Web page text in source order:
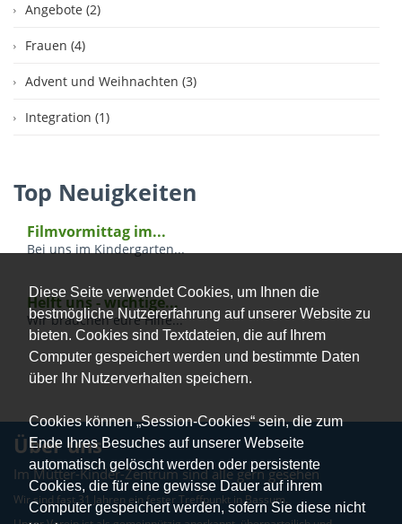
Diese Seite verwendet Cookies, um Ihnen die
bestmögliche Nutzererfahrung auf unserer Website zu
bieten. Cookies sind Textdateien, die auf Ihrem
Computer gespeichert werden und bestimmte Daten
über Ihr Nutzerverhalten speichern.
Cookies können „Session-Cookies“ sein, die zum
Ende Ihres Besuches auf unserer Webseite
automatisch gelöscht werden oder persistente
Cookies, die für eine gewisse Dauer auf ihrem
Computer gespeichert werden, sofern Sie diese nicht
Angebote (2)
Frauen (4)
Advent und Weihnachten (3)
Integration (1)
Top Neuigkeiten
Filmvormittag im...
Bei uns im Kindergarten...
Helft uns - wichtige...
Wir brauchen eure Hilfe...
Über uns
Im Mütter-Kinder-Zentrum sind alle gern gesehen
Wir sind fast 31 Jahren ein fester Treffpunkt in Bassum.